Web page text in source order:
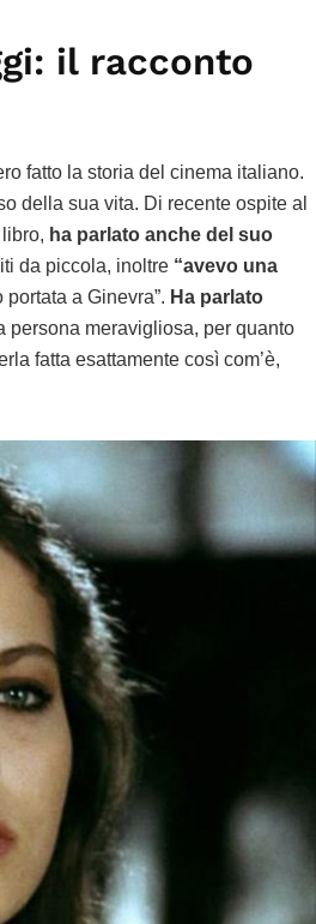
il racconto
fatto la storia del cinema italiano.
della sua vita. Di recente ospite al
ha parlato anche del suo
da piccola, inoltre “avevo una
a Ginevra”. Ha parlato
persona meravigliosa, per quanto
fatta esattamente così com’è,